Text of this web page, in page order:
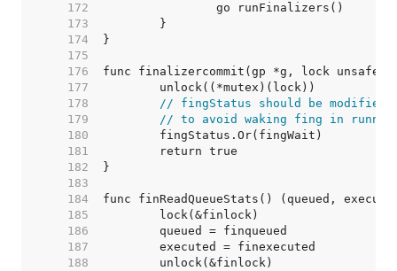
   172
   173
   174
   175
   176
   177
   178
// fingStatus should be
   179
// to avoid waking fing in
   180
   181
   182
   183
   184
   185
   186
   187
   188